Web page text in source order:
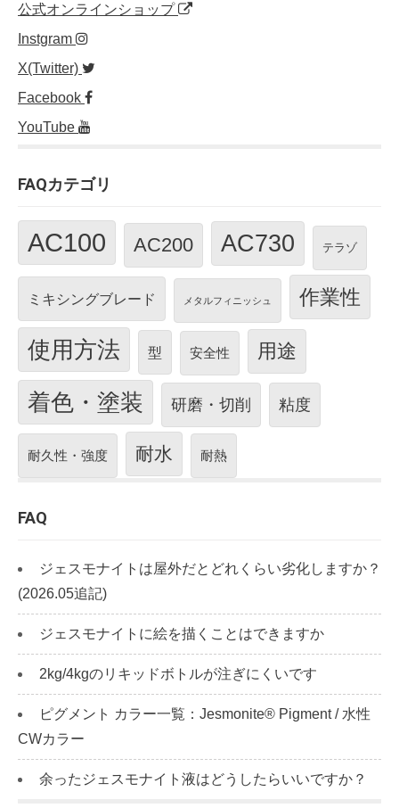
公式オンラインショップ
Instgram
X(Twitter)
Facebook
YouTube
FAQカテゴリ
AC100 AC200 AC730 テラゾ
ミキシングブレード メタルフィニッシュ 作業性
使用方法 型 安全性 用途
着色・塗装 研磨・切削 粘度
耐久性・強度 耐水 耐熱
FAQ
ジェスモナイトは屋外だとどれくらい劣化しますか？
(2026.05追記)
ジェスモナイトに絵を描くことはできますか
2kg/4kgのリキッドボトルが注ぎにくいです
ピグメント カラー一覧：Jesmonite® Pigment / 水性
CWカラー
余ったジェスモナイト液はどうしたらいいですか？